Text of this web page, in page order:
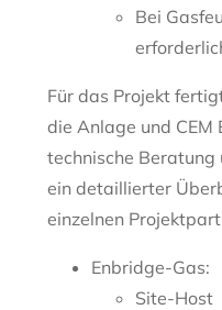
Bei
Für das Projekt
die Anlage und CEM
technische
ein detaillierter
einzelnen
Enbridge-Gas:
Site-Host